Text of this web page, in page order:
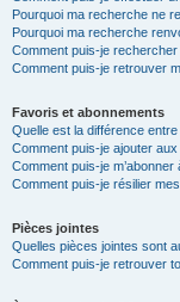
Pourquoi ma recherche ne
Pourquoi ma recherche
Comment puis-je
Comment puis-je retrouver
Favoris et abonnements
Quelle est la différence
Comment puis-je ajouter
Comment puis-je
Comment puis-je résilier
Pièces jointes
Quelles pièces jointes sont
Comment puis-je retrouver